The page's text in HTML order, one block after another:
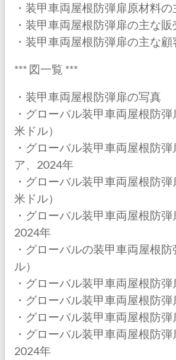
・装甲車両屋根防弾扉原材料
・装甲車両屋根防弾扉の主な販
・装甲車両屋根防弾扉の主な顧
*** 図一覧 ***
・装甲車両屋根防弾扉の写真
・グローバル装甲車両屋根防
米ドル）
・グローバル装甲車両屋根防
ア、2024年
・グローバル装甲車両屋根防
米ドル）
・グローバル装甲車両屋根防弾
2024年
・グローバルの装甲車両屋根
ル）
・グローバル装甲車両屋根防
・グローバル装甲車両屋根防
・グローバル装甲車両屋根防
・グローバル装甲車両屋根防弾
2024年